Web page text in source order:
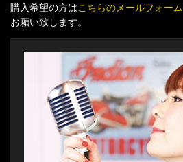
購入希望の方はこちらのメールフォーム
お願い致します。